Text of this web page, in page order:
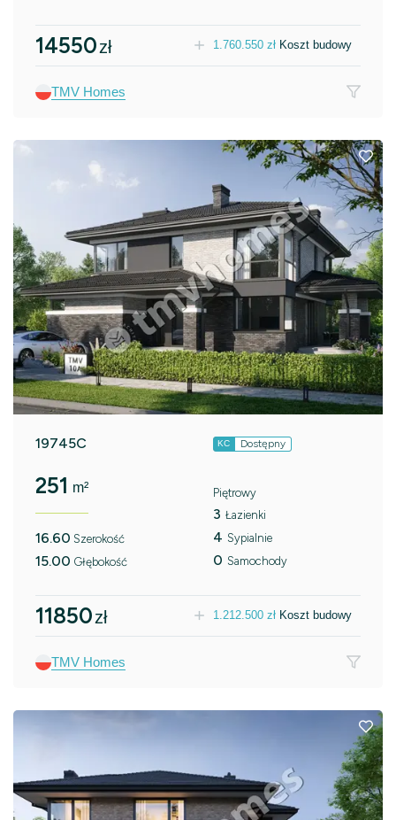
14550zł 1.760.550 zł Koszt budowy
TMV Homes
19745C KC Dostępny
251 m²
16.60 Szerokość
15.00 Głębokość
Piętrowy
3 Łazienki
4 Sypialnie
0 Samochody
11850zł 1.212.500 zł Koszt budowy
TMV Homes